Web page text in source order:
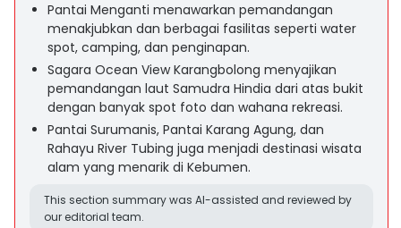
Pantai Menganti menawarkan pemandangan
menakjubkan dan berbagai fasilitas seperti water
spot, camping, dan penginapan.
Sagara Ocean View Karangbolong menyajikan
pemandangan laut Samudra Hindia dari atas bukit
dengan banyak spot foto dan wahana rekreasi.
Pantai Surumanis, Pantai Karang Agung, dan
Rahayu River Tubing juga menjadi destinasi wisata
alam yang menarik di Kebumen.
This section summary was AI-assisted and reviewed by
our editorial team.